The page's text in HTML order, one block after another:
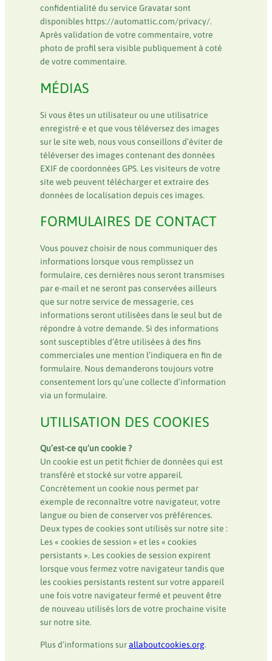
confidentialité du service Gravatar sont
disponibles https://automattic.com/privacy/.
Après validation de votre commentaire, votre
photo de profil sera visible publiquement à coté
de votre commentaire.
MÉDIAS
Si vous êtes un utilisateur ou une utilisatrice
enregistré·e et que vous téléversez des images
sur le site web, nous vous conseillons d’éviter de
téléverser des images contenant des données
EXIF de coordonnées GPS. Les visiteurs de votre
site web peuvent télécharger et extraire des
données de localisation depuis ces images.
FORMULAIRES DE CONTACT
Vous pouvez choisir de nous communiquer des
informations lorsque vous remplissez un
formulaire, ces dernières nous seront transmises
par e-mail et ne seront pas conservées ailleurs
que sur notre service de messagerie, ces
informations seront utilisées dans le seul but de
répondre à votre demande. Si des informations
sont susceptibles d’être utilisées à des fins
commerciales une mention l’indiquera en fin de
formulaire. Nous demanderons toujours votre
consentement lors qu’une collecte d’information
via un formulaire.
UTILISATION DES COOKIES
Qu’est-ce qu’un cookie ?
Un cookie est un petit fichier de données qui est
transféré et stocké sur votre appareil.
Concrètement un cookie nous permet par
exemple de reconnaître votre navigateur, votre
langue ou bien de conserver vos préférences.
Deux types de cookies sont utilisés sur notre site :
Les « cookies de session » et les « cookies
persistants ». Les cookies de session expirent
lorsque vous fermez votre navigateur tandis que
les cookies persistants restent sur votre appareil
une fois votre navigateur fermé et peuvent être
de nouveau utilisés lors de votre prochaine visite
sur notre site.
Plus d’informations surallaboutcookies.org.